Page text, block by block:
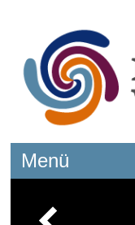
Menü